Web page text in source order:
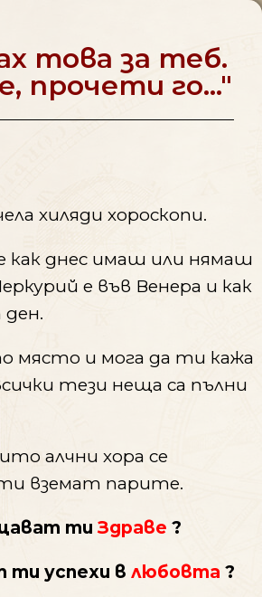
това за теб.
прочети го..."
хиляди хороскопи.
как днес имаш или нямаш
е във Венера и как
място и мога да ти кажа
тези неща са пълни
алчни хора се
вземат парите.
ти Здраве ?
успехи в любовта ?